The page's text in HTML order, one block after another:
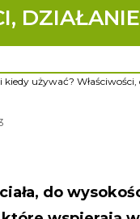
używać?
do